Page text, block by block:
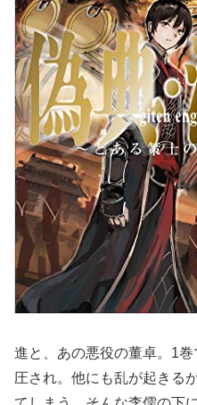
進と、あの悪役の董卓。1
圧され。他にも乱が起きる